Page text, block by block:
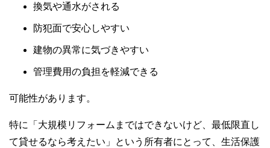
換気や通水がされる
防犯面で安心しやすい
建物の異常に気づきやすい
管理費用の負担を軽減できる
可能性があります。
特に「大規模リフォームまではできないけど、最低限直し
て貸せるなら考えたい」という所有者にとって、生活保護